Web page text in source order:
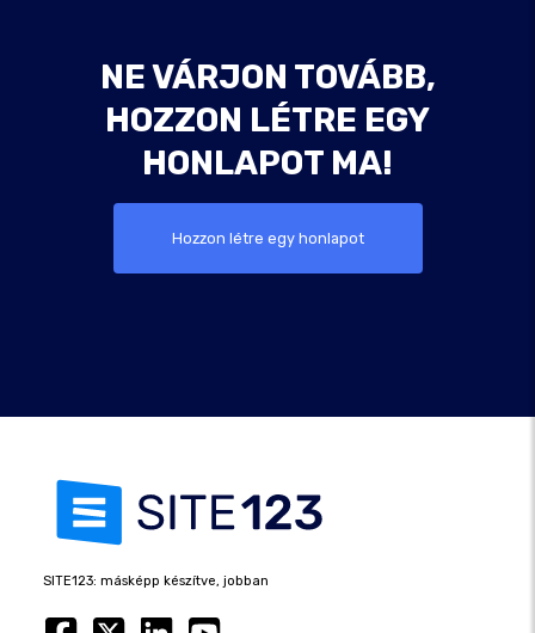
NE VÁRJON TOVÁBB,
HOZZON LÉTRE EGY
HONLAPOT MA!
Hozzon létre egy honlapot
SITE123: másképp készítve, jobban